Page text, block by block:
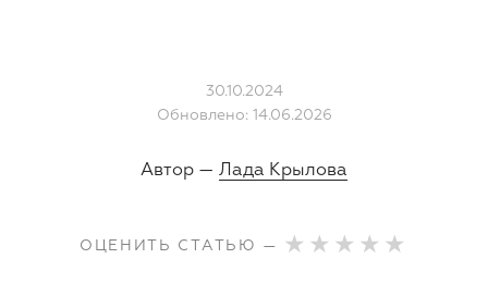
30.10.2024
Обновлено: 14.06.2026
Автор — Лада Крылова
ОЦЕНИТЬ СТАТЬЮ —